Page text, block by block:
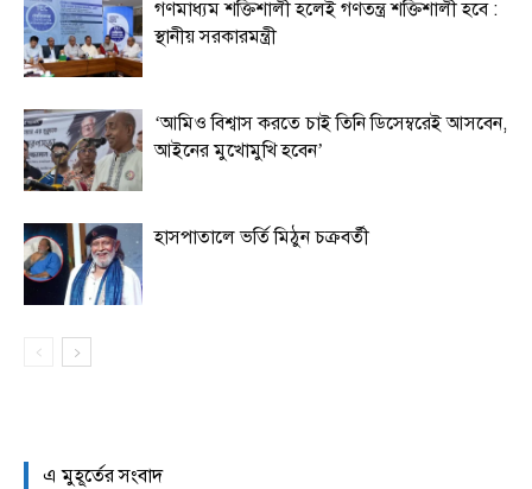
গণমাধ্যম শক্তিশালী হলেই গণতন্ত্র শক্তিশালী হবে :
স্থানীয় সরকারমন্ত্রী
‘আমিও বিশ্বাস করতে চাই তিনি ডিসেম্বরেই আসবেন,
আইনের মুখোমুখি হবেন’
হাসপাতালে ভর্তি মিঠুন চক্রবর্তী
এ মুহূর্তের সংবাদ